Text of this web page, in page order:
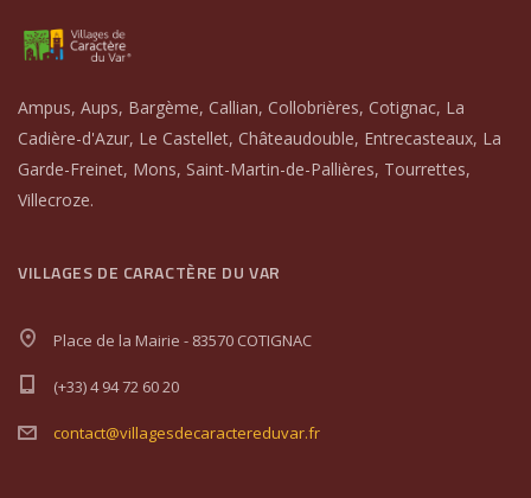
Ampus, Aups, Bargème, Callian, Collobrières, Cotignac, La
Cadière-d'Azur, Le Castellet, Châteaudouble, Entrecasteaux, La
Garde-Freinet, Mons, Saint-Martin-de-Pallières, Tourrettes,
Villecroze.
VILLAGES DE CARACTÈRE DU VAR
Place de la Mairie - 83570 COTIGNAC
(+33) 4 94 72 60 20
contact@villagesdecaractereduvar.fr